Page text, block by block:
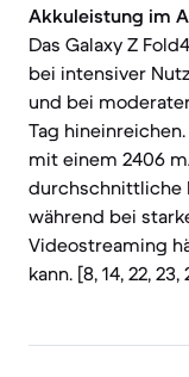
Akkuleistung im
Das Galaxy Z
bei intensiver
und bei
Tag hineinreichen.
mit einem 2406
durchschnittliche
während bei
Videostreaming
kann. [8, 14, 22, 23,